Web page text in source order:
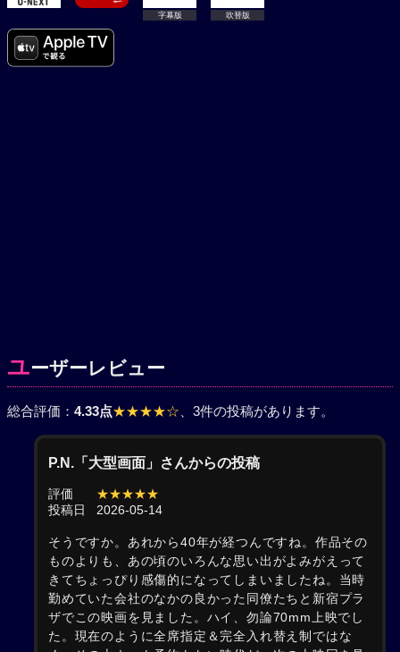
字幕版 吹替版
ユーザーレビュー
総合評価： 4.33点★★★★☆ 、3件の投稿があります。
P.N.「大型画面」さんからの投稿
評価
★★★★★
投稿日
2026-05-14
そうですか。あれから40年が経つんですね。作品その
ものよりも、あの頃のいろんな思い出がよみがえって
きてちょっぴり感傷的になってしまいましたね。当時
勤めていた会社のなかの良かった同僚たちと新宿プラ
ザでこの映画を見ました。ハイ、勿論70mm上映でし
た。現在のように全席指定＆完全入れ替え制ではな